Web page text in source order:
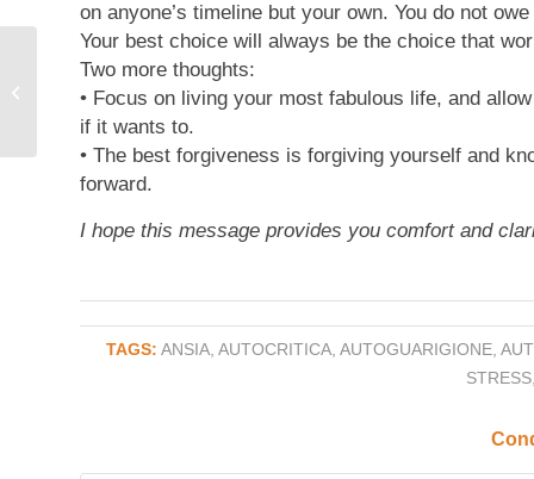
on anyone’s timeline but your own. You do not
Your best choice will always be the choice that
Two more thoughts:
• Focus on living your most fabulous life, and
if it wants to.
• The best forgiveness is forgiving yourself and
forward.
I hope this message provides you comfort and
TAGS: ANSIA,AUTOCRITICA,AUTOGUARIGIONE,
STRESS
Coltivare la gratitudine
estrema